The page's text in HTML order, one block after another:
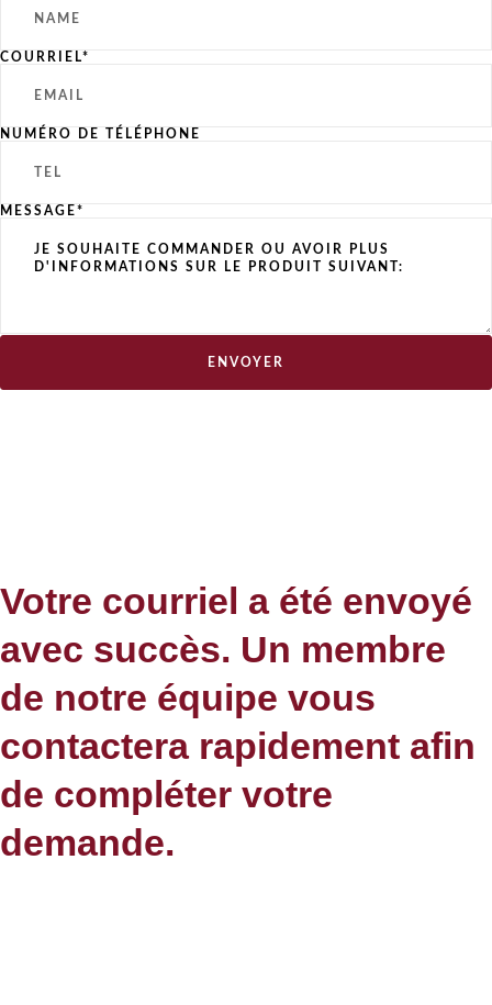
COURRIEL*
NUMÉRO DE TÉLÉPHONE
MESSAGE*
ENVOYER
Votre courriel a été envoyé
avec succès. Un membre
de notre équipe vous
contactera rapidement afin
de compléter votre
demande.